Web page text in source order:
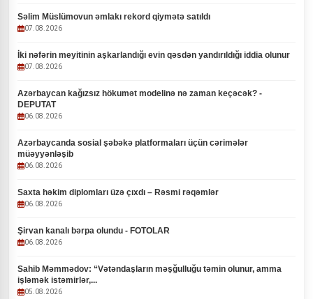
Səlim Müslümovun əmlakı rekord qiymətə satıldı
07.08.2026
İki nəfərin meyitinin aşkarlandığı evin qəsdən yandırıldığı iddia olunur
07.08.2026
Azərbaycan kağızsız hökumət modelinə nə zaman keçəcək? -
DEPUTAT
06.08.2026
Azərbaycanda sosial şəbəkə platformaları üçün cərimələr
müəyyənləşib
06.08.2026
Saxta həkim diplomları üzə çıxdı – Rəsmi rəqəmlər
06.08.2026
Şirvan kanalı bərpa olundu - FOTOLAR
06.08.2026
Sahib Məmmədov: “Vətəndaşların məşğulluğu təmin olunur, amma
işləmək istəmirlər,...
05.08.2026